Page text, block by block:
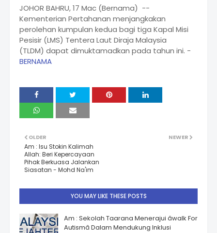
JOHOR BAHRU, 17 Mac (Bernama) --
Kementerian Pertahanan menjangkakan
perolehan kumpulan kedua bagi tiga Kapal Misi
Pesisir (LMS) Tentera Laut Diraja Malaysia
(TLDM) dapat dimuktamadkan pada tahun ini. -
BERNAMA
NEWER
OLDER
Am : Isu Stokin Kalimah
Allah: Beri Kepercayaan
Pihak Berkuasa Jalankan
Siasatan - Mohd Na'im
YOU MAY LIKE THESE POSTS
Am : Sekolah Taarana Menerajui âwalk For
Autismâ Dalam Mendukung Inklusi